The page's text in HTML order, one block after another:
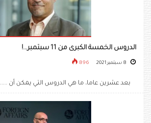
الدروس الخمسة الكبرى من 11 سبتمبر...!
896
بعد عشرين عاما، ما هي الدروس التي يمكن أن .....